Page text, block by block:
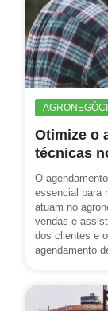
Otimize o
técnicas
O
essencial para
atuam no
vendas e
dos clientes e
agendamento